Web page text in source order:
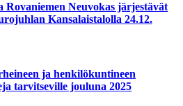
Rovaniemen Neuvokas järjestävät
Kansalaistalolla 24.12.
ja henkilökuntineen
tarvitseville jouluna 2025